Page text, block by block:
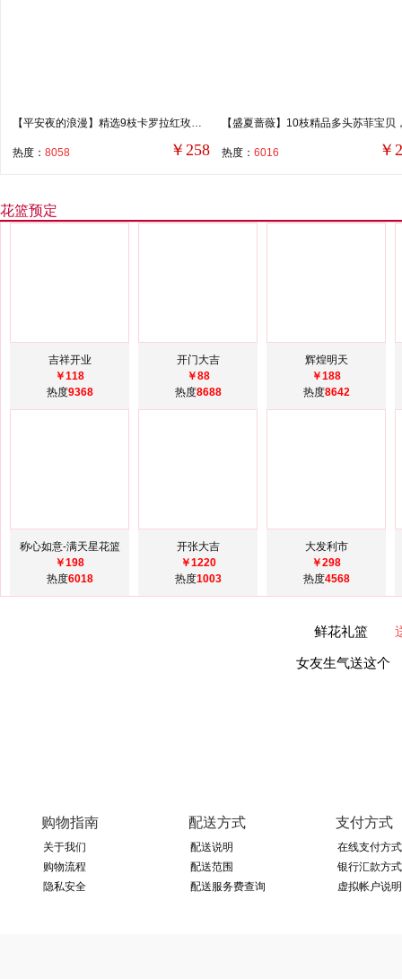
【平安夜的浪漫】精选9枝卡罗拉红玫瑰，6粒费列罗，1颗红苹果，搭配红豆、白色相思梅，绿叶装饰。
热度： 8058 ￥258 热度： 6016 ￥
花篮预定
吉祥开业
￥118
热度9368
开门大吉
￥88
热度8688
辉煌明天
￥188
热度8642
称心如意-满天星花篮
￥198
热度6018
开张大吉
￥1220
热度1003
大发利市
￥298
热度4568
鲜花礼篮
女友生气送这个
购物指南
关于我们
购物流程
隐私安全
配送方式
配送说明
配送范围
配送服务费查询
支付方式
在线支付方式
银行汇款方式
虚拟帐户说明